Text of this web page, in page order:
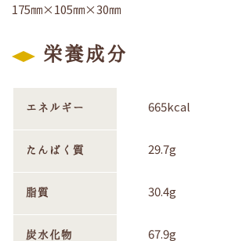
175㎜×105㎜×30㎜
栄養成分
エネルギー 665kcal
たんぱく質 29.7g
脂質 30.4g
炭水化物 67.9g